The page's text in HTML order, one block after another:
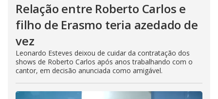
Relação entre Roberto Carlos e
filho de Erasmo teria azedado de
vez
Leonardo Esteves deixou de cuidar da contratação dos
shows de Roberto Carlos após anos trabalhando com o
cantor, em decisão anunciada como amigável.